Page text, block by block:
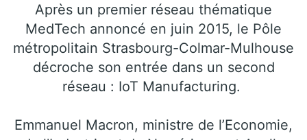
Après un premier réseau thématique
MedTech annoncé en juin 2015, le Pôle
métropolitain Strasbourg-Colmar-Mulhouse
décroche son entrée dans un second
réseau : IoT Manufacturing.
Emmanuel Macron, ministre de l’Economie,